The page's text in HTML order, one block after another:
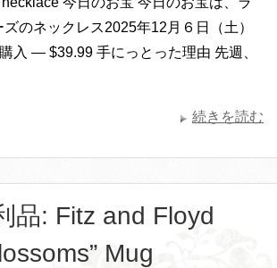
のネックレス2025年12月６日（土）
入 — $39.99 手にっとった理由 先週、
続きを読む
品: Fitz and Floyd
Mug